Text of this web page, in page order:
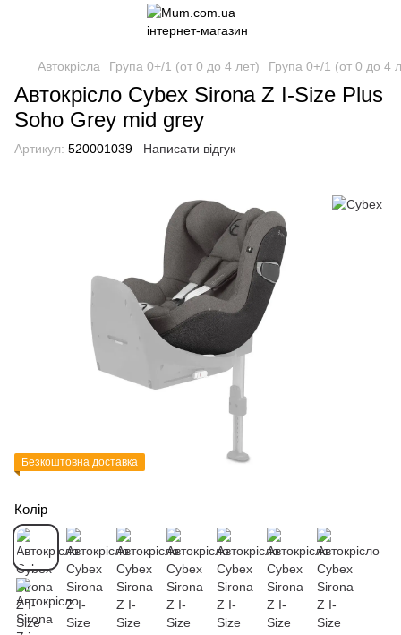
Автокрісла Група 0+/1 (от 0 до 4 лет) Група 0+/1 (от 0 до 4
Автокрісло Cybex Sirona Z I-Size Plus
Soho Grey mid grey
Артикул: 520001039 Написати відгук
Безкоштовна доставка
Колір